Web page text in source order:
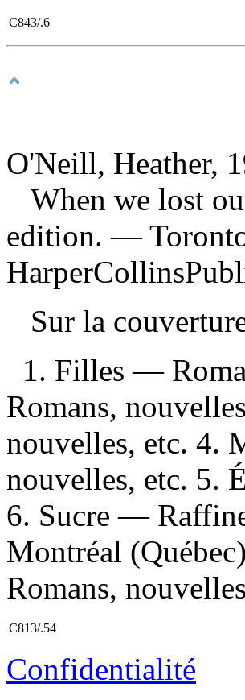
C843/.6
O'Neill, Heather,
When we lost
edition. —
Sur la
1. Filles —
Romans,
nouvelles, etc. 4.
nouvelles, etc. 5.
6. Sucre —
Montréal
Romans,
C813/.54
Confidentialité